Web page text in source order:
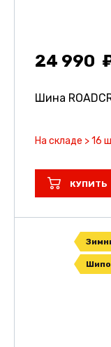
24 990
Шина
На складе > 16
КУПИТЬ